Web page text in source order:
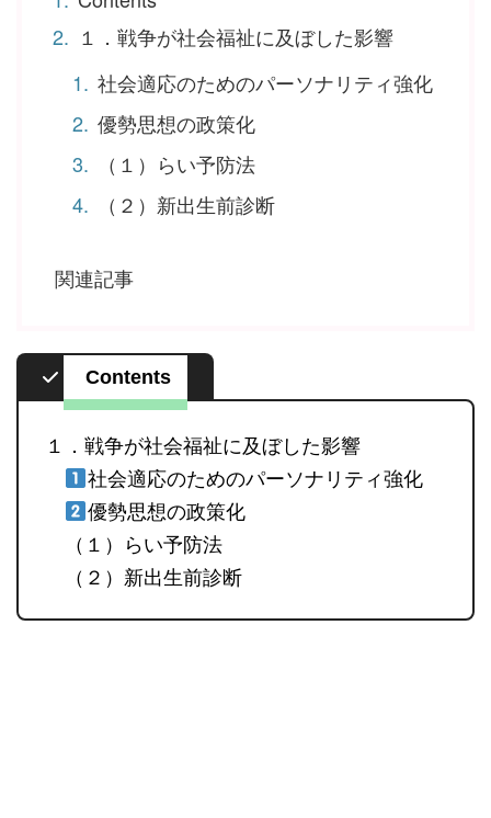
１．戦争が社会福祉に及ぼした影響
社会適応のためのパーソナリティ強化
優勢思想の政策化
（１）らい予防法
（２）新出生前診断
関連記事
Contents
１．戦争が社会福祉に及ぼした影響
社会適応のためのパーソナリティ強化
優勢思想の政策化
（１）らい予防法
（２）新出生前診断